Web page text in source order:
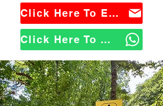
Click Here To Email Us
Click Here To WhatsApp Us